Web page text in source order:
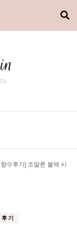
수후기] 조말론 블랙 시
기